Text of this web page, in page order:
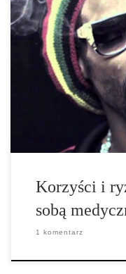
Debata dotycząca
dołącza do niej coraz
zdrowotne korzyści
do jej stosowania. Nie
żadnej ze stron, dla nas
już w starożytności
sposób możesz podjąć
Korzyści i
sobą
1 komentarz